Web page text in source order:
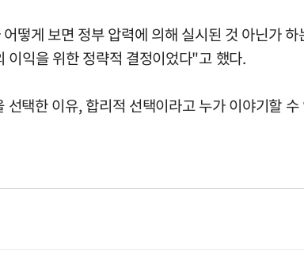
떻게 보면 정부 압력에 의해 실시된 것 아닌가
이익을 위한 정략적 결정이었다"고 했다.
택한 이유, 합리적 선택이라고 누가 이야기할